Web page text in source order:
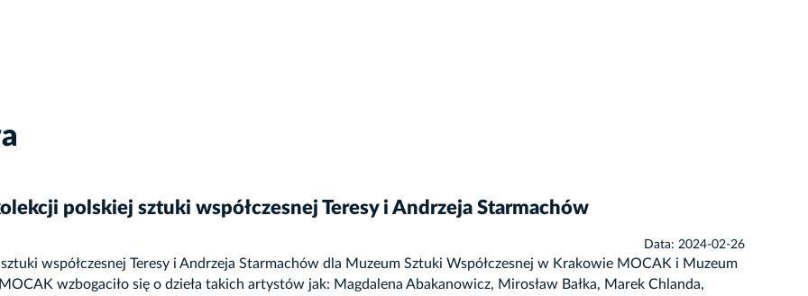
polskiej sztuki współczesnej Teresy i Andrzeja Starmachów
Data: 2024-02-26
współczesnej Teresy i Andrzeja Starmachów dla Muzeum Sztuki Współczesnej w Krakowie MOCAK i Muzeum
wzbogaciło się o dzieła takich artystów jak: Magdalena Abakanowicz, Mirosław Bałka, Marek Chlanda,